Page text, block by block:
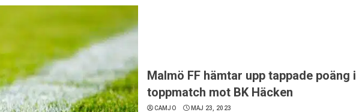
Malmö FF hämtar upp tappade poäng
toppmatch mot BK Häcken
CAMJO MAJ 23, 2023